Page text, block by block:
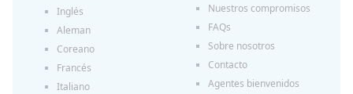
Inglés
Aleman
Coreano
Francés
Italiano
Nuestros compromisos
FAQs
Sobre nosotros
Contacto
Agentes bienvenidos